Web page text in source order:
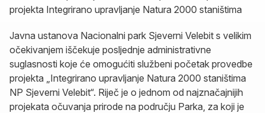
Javna ustanova Nacionalni park Sjeverni Velebit s velikim
očekivanjem iščekuje posljednje administrativne
suglasnosti koje će omogućiti službeni početak provedbe
projekta „Integrirano upravljanje Natura 2000 staništima
NP Sjeverni Velebit“. Riječ je o jednom od najznačajnijih
projekata očuvanja prirode na području Parka, za koji je